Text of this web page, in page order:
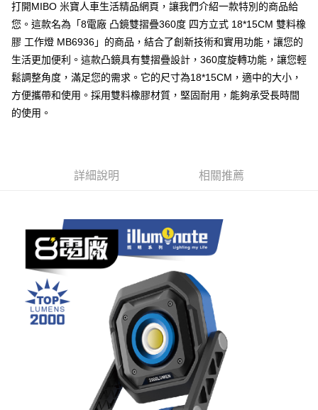
運送方式
全家取貨付款
每筆NT$60，滿NT$699(含以上)免運費
線上付款後全家取貨
每筆NT$60，滿NT$699(含以上)免運費
線上付款後7-11取貨
每筆NT$60，滿NT$699(含以上)免運費
離島宅配
每筆NT$200
打開MIBO 米寶人車生活精品網頁，讓我們介紹一款特別的商品給
您。這款名為「8電廠 凸鏡雙摺疊360度 四方立式 18*15CM 雙料橡
膠 工作燈 MB6936」的商品，結合了創新技術和實用功能，讓您的
生活更加便利。這款凸鏡具有雙摺疊設計，360度旋轉功能，讓您輕
鬆調整角度，滿足您的需求。它的尺寸為18*15CM，適中的大小，
方便攜帶和使用。採用雙料橡膠材質，堅固耐用，能夠承受長時間
的使用。
詳細說明 相關推薦